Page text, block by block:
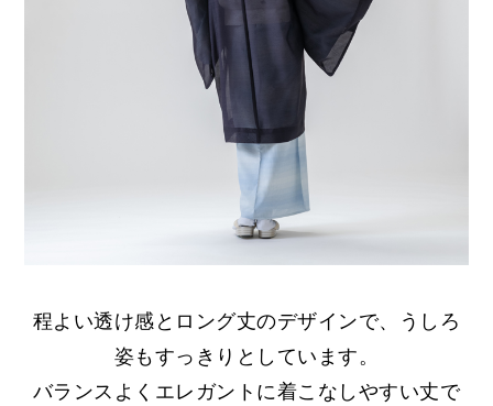
程よい透け感とロング丈のデザインで、うしろ
姿もすっきりとしています。
バランスよくエレガントに着こなしやすい丈で